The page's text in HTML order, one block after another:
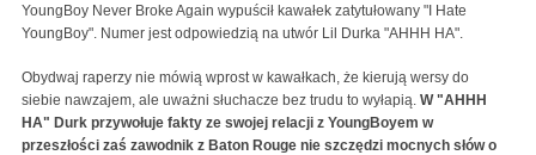
YoungBoy Never Broke Again wypuścił kawałek zatytułowany "I Hate
YoungBoy". Numer jest odpowiedzią na utwór Lil Durka "AHHH HA".
Obydwaj raperzy nie mówią wprost w kawałkach, że kierują wersy do
siebie nawzajem, ale uważni słuchacze bez trudu to wyłapią. W "AHHH
HA" Durk przywołuje fakty ze swojej relacji z YoungBoyem w
przeszłości zaś zawodnik z Baton Rouge nie szczędzi mocnych słów o